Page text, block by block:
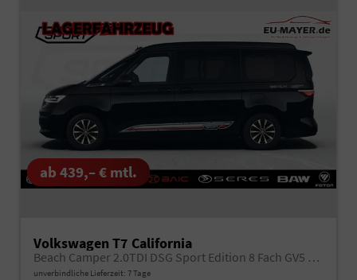
ab 439,– € mtl.
Volkswagen T7 California
Beach Camper 2.0TDI DSG Sport Edition 8 Fach GV5 High+
unverbindliche Lieferzeit: 7 Tage